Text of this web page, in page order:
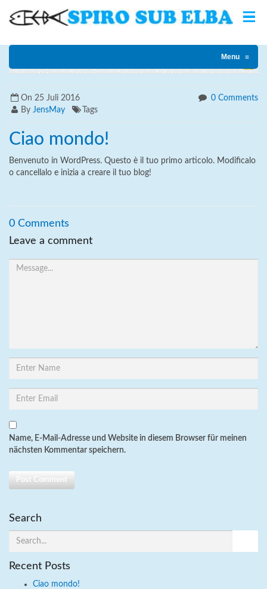
Menu ≡
On 25 Juli 2016
By JensMay Tags
0 Comments
Ciao mondo!
Benvenuto in WordPress. Questo è il tuo primo articolo. Modificalo
o cancellalo e inizia a creare il tuo blog!
0 Comments
Leave a comment
Name, E-Mail-Adresse und Website in diesem Browser für meinen
nächsten Kommentar speichern.
Search
Recent Posts
Ciao mondo!